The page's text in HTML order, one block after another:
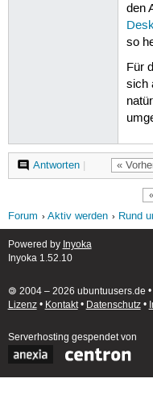
den
so
Für
sich
«
Antworten|
Forum Aktiv werden Rund
Powered by Inyoka
Inyoka 1.52.10
🄯 2004 – 2026 ubuntuusers.de
Lizenz• Kontakt• Datenschutz•
Serverhosting gespendet von